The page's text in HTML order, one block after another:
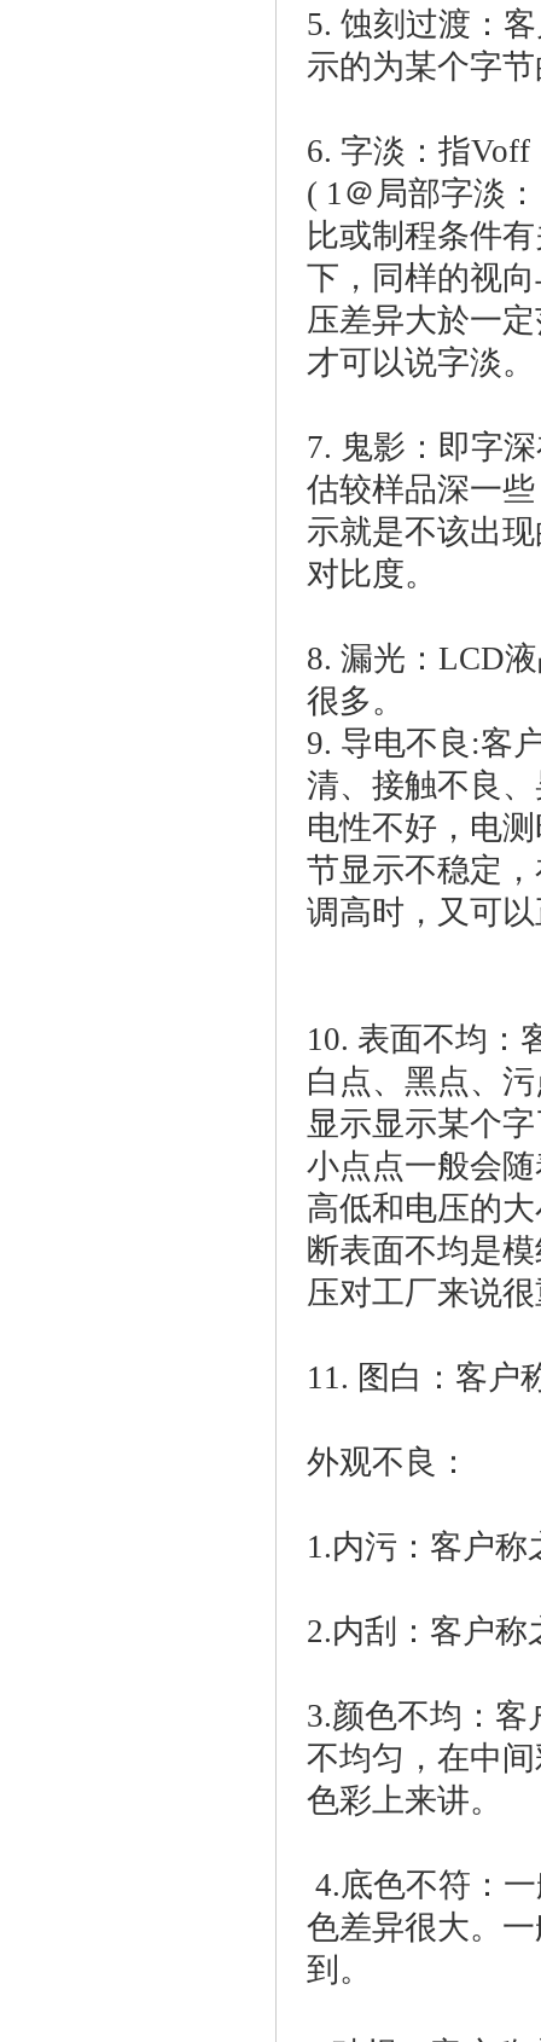
5. 蚀刻过渡：
示的为某个字
6. 字淡：指
( 1＠局部字淡
比或制程条件
下，同样的视
压差异大於一
才可以说字淡。
7. 鬼影：即字
估较样品深一
示就是不该出
对比度。
8. 漏光：LCD
很多。
9. 导电不良:客
清、接触不良
电性不好，电
节显示不稳定
调高时，又可
10. 表面不均：
白点、黑点、
显示显示某个
小点点一般会
高低和电压的
断表面不均是
压对工厂来说
11. 图白：客户
外观不良：
1.内污：客户
2.内刮：客户
3.颜色不均：
不均匀，在中
色彩上来讲。
4.底色不符：
色差异很大。
到。